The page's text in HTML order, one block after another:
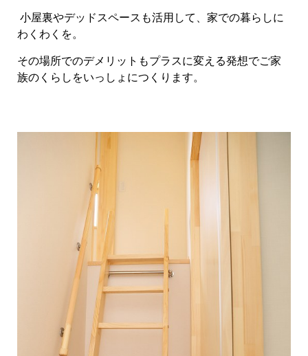
小屋裏やデッドスペースも活用して、家での暮らしに
わくわくを。
その場所でのデメリットもプラスに変える発想でご家
族のくらしをいっしょにつくります。